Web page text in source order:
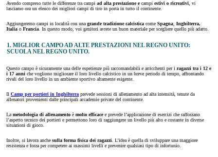
Avendo compreso tutte le differenze tra campi ad alta prestazione ecampi estivi o ricreativi, vi
lasciamo ora un elenco dei migliori campi di tiro in porta in tutto il continente.
Aggiungeremo campi in località con unagrande tradizione calcistica come Spagna, Inghilterra,
Italia o Francia. In questo modo, voi genitori avrete un buon materiale per scegliere quello più adatto.
1. MIGLIOR CAMPO AD ALTE PRESTAZIONI NEL REGNO UNITO:
SCUOLA NEL REGNO UNITO.
Questo campo è sicuramente una delle esperienze più raccomandabili e arricchenti per i ragazzi tra i 12 e
i 17 anni che vogliono migliorare il loro livello calcistico in un breve periodo di tempo, affrontando
rivali del loro livello in un ambiente sportivo altamente esigente.
Il Camp per portieri in Inghilterra prevede sessioni di allenamento ad alta intensità, tenute da
allenatori provenienti dalle principali accademie private del continente.
La metodologia di allenamento è molto efficacee prevede l’applicazione di esercizi che rafforzano
l’aspetto tecnico dei portieri e permettono loro di raggiungere un livello più alto e costante in diverse
situazioni di gioco.
Inoltre, si lavora anche sulla forma fisica dei ragazzi . L’idea è quella di sviluppare una maggiore
resistenza e forza per competere ai massimi livelli e prevenire qualsiasi tipo di infortunio.